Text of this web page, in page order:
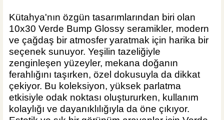
Kütahya'nın özgün tasarımlarından biri olan
10x30 Verde Bump Glossy seramikler, modern
ve çağdaş bir atmosfer yaratmak için harika bir
seçenek sunuyor. Yeşilin tazeliğiyle
zenginleşen yüzeyler, mekana doğanın
ferahlığını taşırken, özel dokusuyla da dikkat
çekiyor. Bu koleksiyon, yüksek parlatma
etkisiyle odak noktası oluştururken, kullanım
kolaylığı ve dayanıklılığıyla da öne çıkıyor.